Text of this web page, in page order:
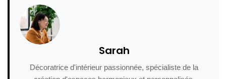
Sarah
Décoratrice d'intérieur passionnée, spécialiste de la